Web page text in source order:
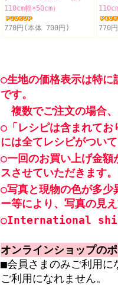
110cm幅×50cm）
770円(本体 700円) 770
○生地の価格表示は特に
です。
複数でご注文の場合
○「レシピは含まれてお
には全てレシピがつい
○一回のお買い上げ金
スさせていただきます。
○写真と現物の色が多少
ー等により、写真の見
○International
オンラインショップの
■会員さまのみご利用に
ご利用になれません。